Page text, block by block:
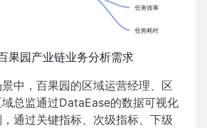
果园产业链业务分析需求
中，百果园的区域运营经理、区
总监通过DataEase的数据可视化
通过关键指标、次级指标、下级